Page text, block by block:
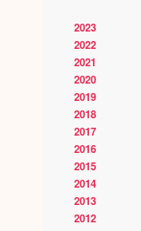
2023
2022
2021
2020
2019
2018
2017
2016
2015
2014
2013
2012